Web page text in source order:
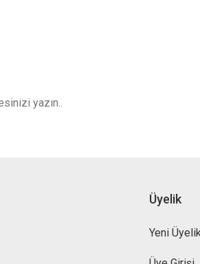
Üyelik
Yeni